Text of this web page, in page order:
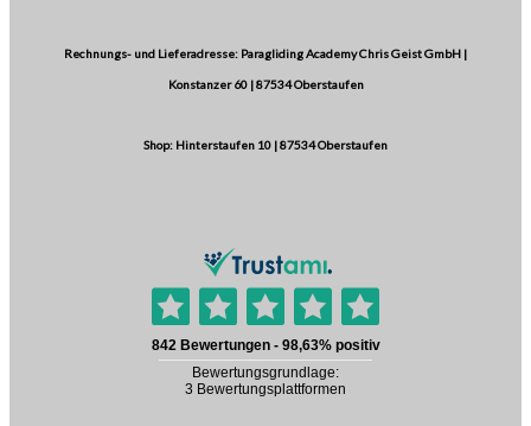
Rechnungs- und Lieferadresse: Paragliding Academy Chris Geist GmbH |
Konstanzer 60 | 87534 Oberstaufen
Shop: Hinterstaufen 10 | 87534 Oberstaufen